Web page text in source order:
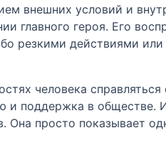
внешних условий и
главного героя. Его
резкими действиями
человека
поддержка в обществе.
просто показывает